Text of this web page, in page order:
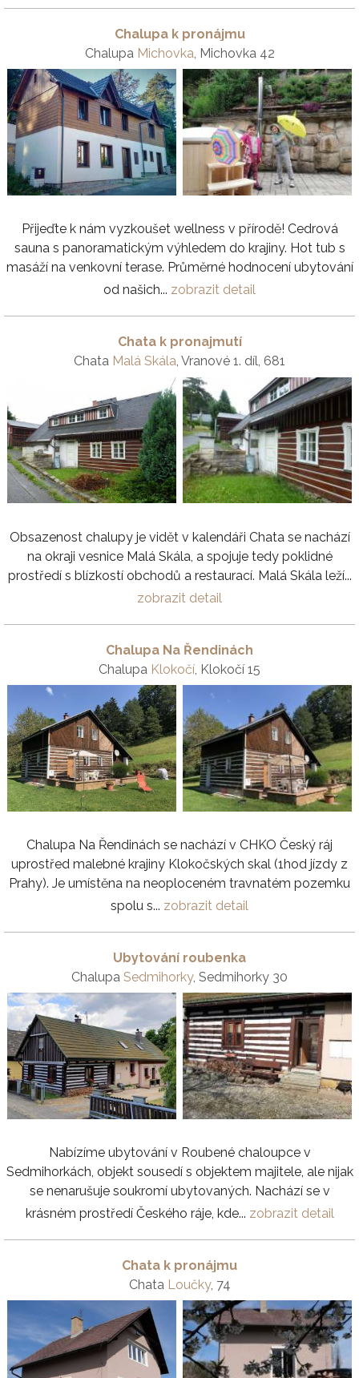
Chalupa k pronájmu
Chalupa Michovka, Michovka 42
Přijeďte k nám vyzkoušet wellness v přírodě! Cedrová
sauna s panoramatickým výhledem do krajiny. Hot tub s
masáží na venkovní terase. Průměrné hodnocení ubytování
od našich... zobrazit detail
Chata k pronajmutí
Chata Malá Skála, Vranové 1. díl, 681
Obsazenost chalupy je vidět v kalendáři Chata se nachází
na okraji vesnice Malá Skála, a spojuje tedy poklidné
prostředí s blízkostí obchodů a restaurací. Malá Skála leží...
zobrazit detail
Chalupa Na Řendinách
Chalupa Klokočí , Klokočí 15
Chalupa Na Řendinách se nachází v CHKO Český ráj
uprostřed malebné krajiny Klokočských skal (1hod jízdy z
Prahy). Je umístěna na neoploceném travnatém pozemku
spolu s... zobrazit detail
Ubytování roubenka
Chalupa Sedmihorky, Sedmihorky 30
Nabízíme ubytování v Roubené chaloupce v
Sedmihorkách, objekt sousedí s objektem majitele, ale nijak
se nenarušuje soukromí ubytovaných. Nachází se v
krásném prostředí Českého ráje, kde... zobrazit detail
Chata k pronájmu
Chata Loučky, 74